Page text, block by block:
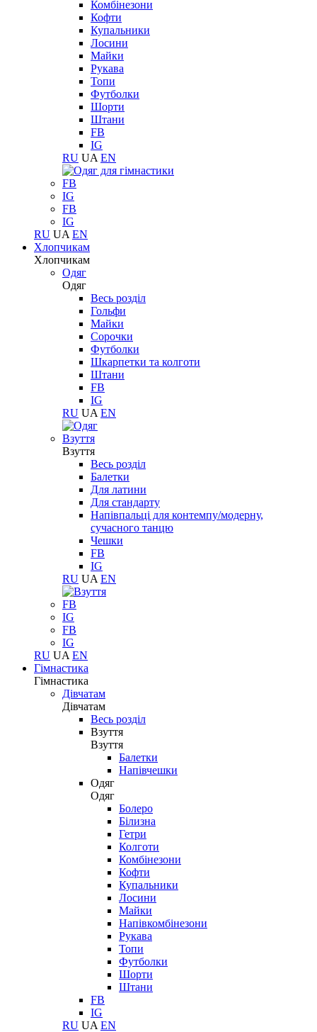
Комбінезони
Кофти
Купальники
Лосини
Майки
Рукава
Топи
Футболки
Шорти
Штани
FB
IG
RU UA EN
FB
IG
FB
IG
RU UA EN
Хлопчикам
Хлопчикам
Одяг
Одяг
Весь розділ
Гольфи
Майки
Сорочки
Футболки
Шкарпетки та колготи
Штани
FB
IG
RU UA EN
Взуття
Взуття
Весь розділ
Балетки
Для латини
Для стандарту
Напівпальці для контемпу/модерну,
сучасного танцю
Чешки
FB
IG
RU UA EN
FB
IG
FB
IG
RU UA EN
Гімнастика
Гімнастика
Дівчатам
Дівчатам
Весь розділ
Взуття
Взуття
Балетки
Напівчешки
Одяг
Одяг
Болеро
Білизна
Гетри
Колготи
Комбінезони
Кофти
Купальники
Лосини
Майки
Напівкомбінезони
Рукава
Топи
Футболки
Шорти
Штани
FB
IG
RU UA EN